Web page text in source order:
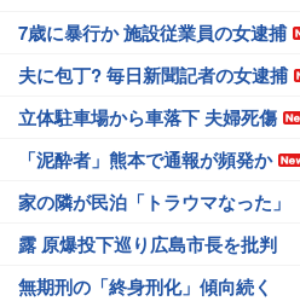
7歳に暴行か 施設従業員の女逮捕
夫に包丁? 毎日新聞記者の女逮捕
立体駐車場から車落下 夫婦死傷
「泥酔者」熊本で通報が頻発か
家の隣が民泊「トラウマなった」
露 原爆投下巡り広島市長を批判
無期刑の「終身刑化」傾向続く